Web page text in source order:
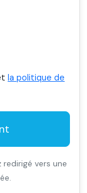
la politique de
vers une